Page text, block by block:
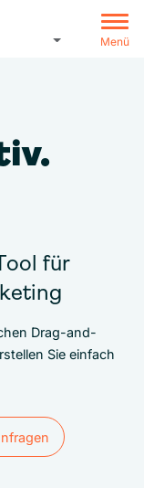
Menü
für
Drag-and-
Sie einfach